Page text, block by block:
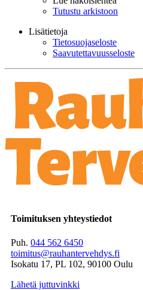
Tutustu arkistoon
Lisätietoja
Tietosuojaseloste
Saavutettavuusseloste
Toimituksen yhteystiedot
Puh. 044 562 6450
toimitus@rauhantervehdys.fi
Isokatu 17, PL 102, 90100 Oulu
Lähetä juttuvinkki